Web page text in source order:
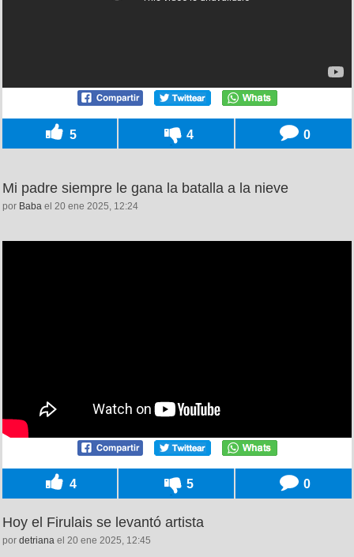
5 4 0
Mi padre siempre le gana la batalla a la nieve
por Baba el 20 ene 2025, 12:24
4 5 0
Hoy el Firulais se levantó artista
por detriana el 20 ene 2025, 12:45